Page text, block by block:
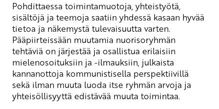
Pohdittaessa toimintamuotoja, yhteistyötä,
sisältöjä ja teemoja saatiin yhdessä kasaan hyvää
tietoa ja näkemystä tulevaisuutta varten.
Pääpiirteissään muutamia nuorisoryhmän
tehtäviä on järjestää ja osallistua erilaisiin
mielenosoituksiin ja -ilmauksiin, julkaista
kannanottoja kommunistisella perspektiivillä
sekä ilman muuta luoda itse ryhmän arvoja ja
yhteisöllisyyttä edistävää muuta toimintaa.